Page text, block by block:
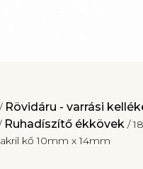
/ Rövidáru - varrási
Ruhadíszítő ékkövek /
kő 10mm x 14mm